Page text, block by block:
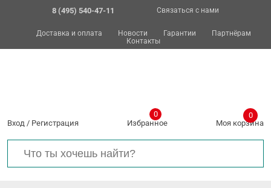
8 (495) 540-47-11 Связаться с нами
Доставка и оплата Новости Гарантии
Партнёрам
Контакты
Вход / Регистрация Избранное
0
Моя корзина
0